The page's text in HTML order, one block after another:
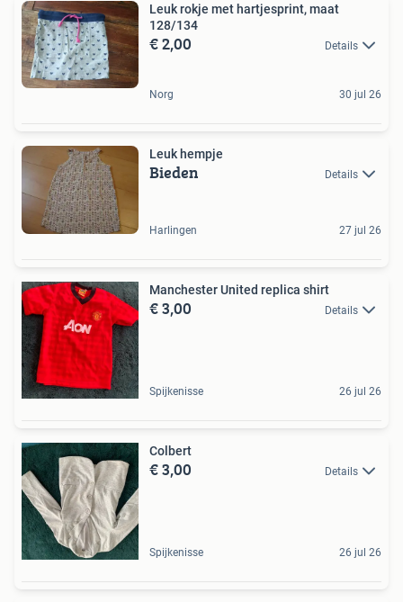
Leuk rokje met hartjesprint, maat
128/134
€ 2,00 Details
Norg 30 jul 26
Leuk hempje
Bieden Details
Harlingen 27 jul 26
Manchester United replica shirt
€ 3,00 Details
Spijkenisse 26 jul 26
Colbert
€ 3,00 Details
Spijkenisse 26 jul 26